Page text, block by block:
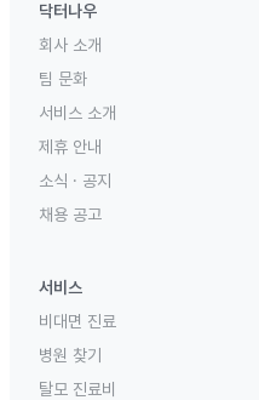
닥터나우
회사 소개
팀 문화
서비스 소개
제휴 안내
소식 · 공지
채용 공고
서비스
비대면 진료
병원 찾기
탈모 진료비